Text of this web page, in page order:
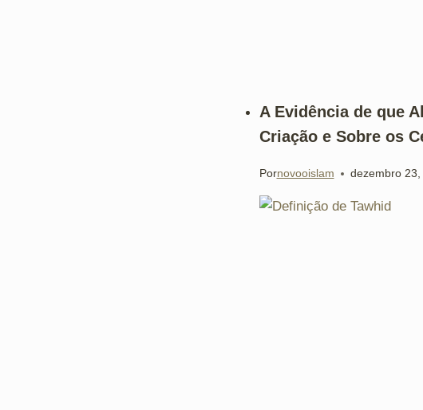
A Evidência de que
Criação e Sobre os
Pornovooislam dezembro 23,